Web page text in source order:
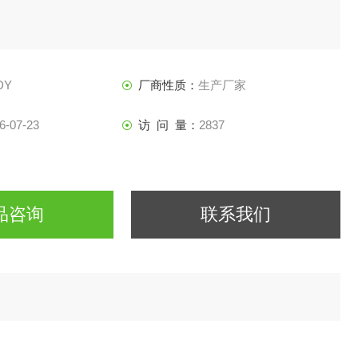
厂商性质： 生产厂家
07-23 访 问 量： 2837
咨询 联系我们